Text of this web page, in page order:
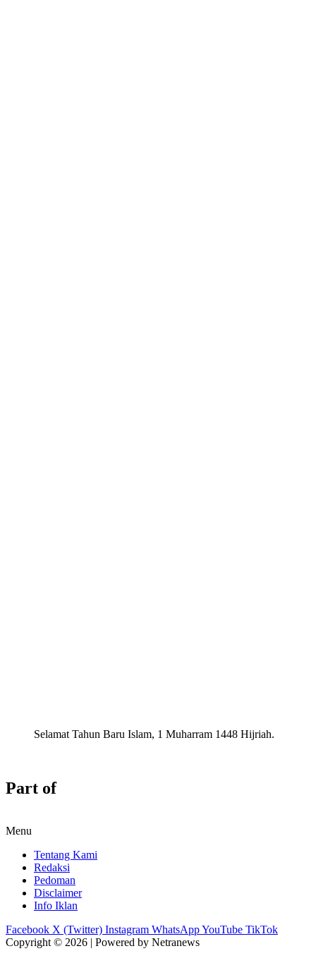
Selamat Tahun Baru Islam, 1 Muharram 1448 Hijriah.
Part of
Menu
Tentang Kami
Redaksi
Pedoman
Disclaimer
Info Iklan
Facebook X (Twitter) Instagram WhatsAppYouTube TikTok
Copyright © 2026 | Powered by Netranews